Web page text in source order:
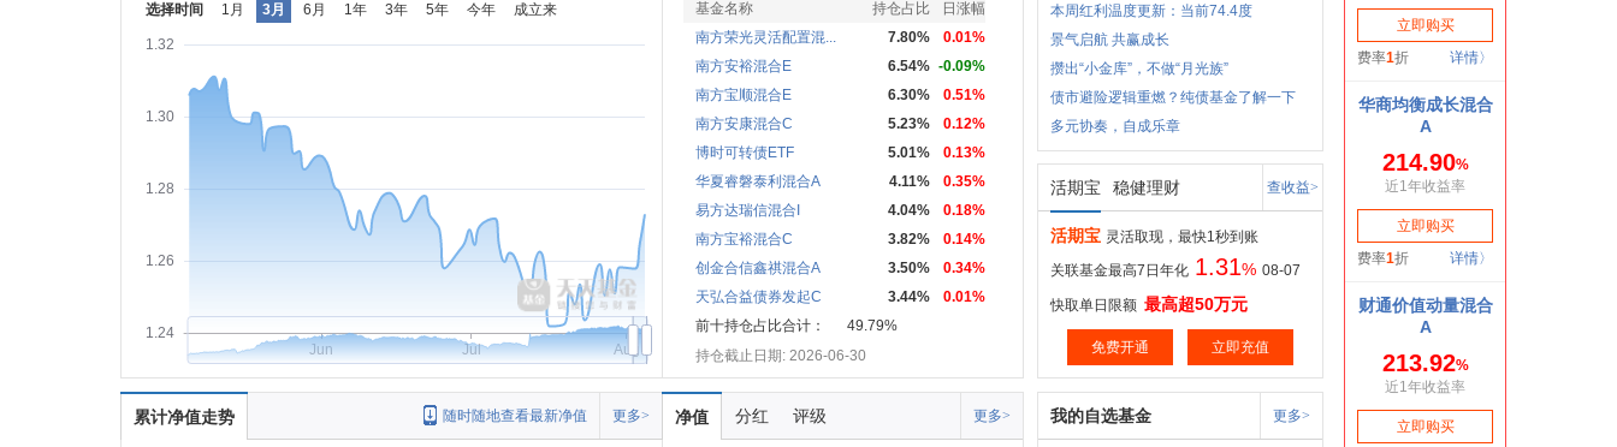
选择时间 1月 3月 6月 1年 3年 5年 今年 成立来
1.24
1.26
1.28
1.30
1.32
Jun Jul Aug
基金名称 持仓占比
日涨幅
南方荣光灵活配置混...
7.80%
0.01%
南方安裕混合E
6.54% -0.09%
南方宝顺混合E
6.30%
0.51%
南方安康混合C
5.23%
0.12%
博时可转债ETF
5.01%
0.13%
华夏睿磐泰利混合A
4.11%
0.35%
易方达瑞信混合I
4.04%
0.18%
南方宝裕混合C
3.82%
0.14%
创金合信鑫祺混合A
3.50%
0.34%
天弘合益债券发起C
3.44%
0.01%
前十持仓占比合计：
49.79%
持仓截止日期: 2026-06-30
本周红利温度更新：当前74.4度
景气启航 共赢成长
攒出“小金库”，不做“月光族”
债市避险逻辑重燃？纯债基金了解一下
多元协奏，自成乐章
活期宝 稳健理财 查收益>
活期宝 灵活取现，最快1秒到账
关联基金最高7日年化 1.31% 08-07
快取单日限额 最高超50万元
免费开通 立即充值
累计净值走势 更多>
随时随地查看最新净值 净值 分红 评级 更多> 我的自选基金 更多>